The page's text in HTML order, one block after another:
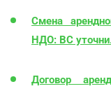
Смена
НДО: ВС
Договор